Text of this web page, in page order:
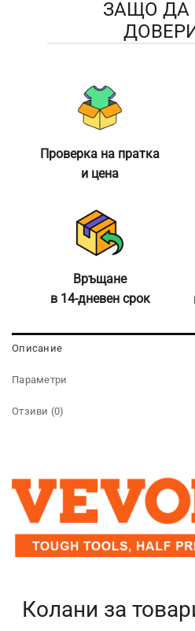
ЗАЩО ДА
Проверка на пратка
и цена
Връщане
в 14-дневен срок
Описание
Параметри
Отзиви (0)
Колани за